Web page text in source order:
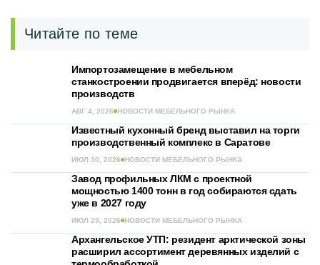
Читайте по теме
Импортозамещение в мебельном
станкостроении продвигается вперёд: новости
производств
АВГ 4, 2026 НОВОСТИ МЕБЕЛЬНОГО РЫНКА
Известный кухонный бренд выставил на торги
производственный комплекс в Саратове
ИЮЛ 30, 2026 НОВОСТИ МЕБЕЛЬНОГО РЫНКА
Завод профильных ЛКМ с проектной
мощностью 1400 тонн в год собираются сдать
уже в 2027 году
ИЮЛ 29, 2026 НОВОСТИ МЕБЕЛЬНОГО РЫНКА
Архангельское УТП: резидент арктической зоны
расширил ассортимент деревянных изделий с